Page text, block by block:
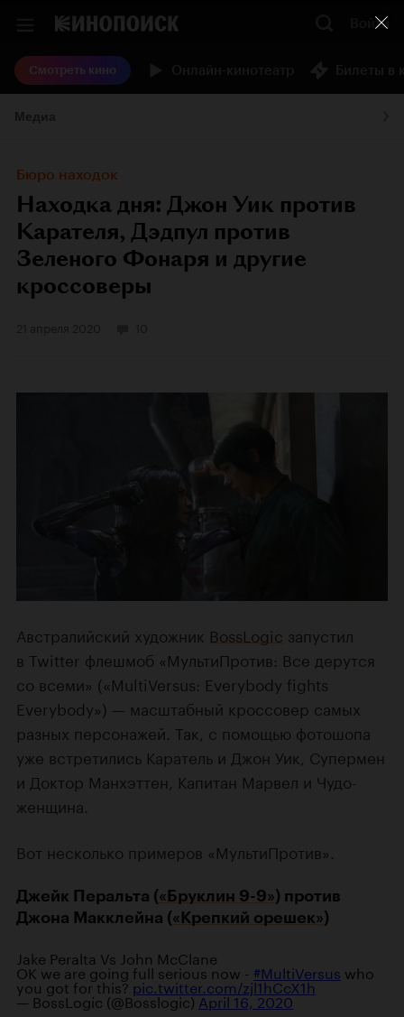
Войти
Смотреть кино
Бюро находок
Находка дня: Джон Уик против
Карателя, Дэдпул против
Зеленого Фонаря и другие
кроссоверы
Австралийский художник BossLogic запустил
в Twitter флешмоб «МультиПротив: Все дерутся
со всеми» («MultiVersus: Everybody fights
Everybody») — масштабный кроссовер самых
разных персонажей. Так, с помощью фотошопа
уже встретились Каратель и Джон Уик, Супермен
и Доктор Манхэттен, Капитан Марвел и Чудо-
женщина.
Вот несколько примеров «МультиПротив».
Джейк Перальта («Бруклин 9-9») против
Джона Макклейна («Крепкий орешек»)
Jake Peralta Vs John McClane
OK we are going full serious now - #MultiVersus who
you got for this? pic.twitter.com/zjl1hCcX1h
— BossLogic (@Bosslogic)April 16, 2020